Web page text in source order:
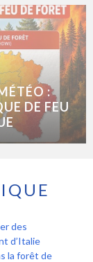
:
DE FEU
des
d’Italie
la forêt de